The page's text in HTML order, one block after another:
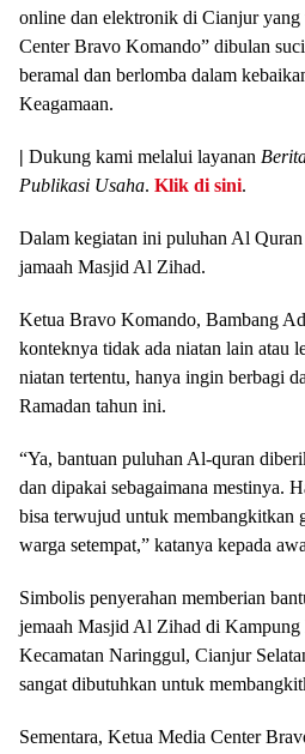
online dan elektronik di Cianjur yang
Center Bravo Komando” dibulan
beramal dan berlomba dalam
Keagamaan.
| Dukung kami melalui layanan
Publikasi Usaha. Klik di sini.
Dalam kegiatan ini puluhan Al
jamaah Masjid Al Zihad.
Ketua Bravo Komando, Bambang
konteknya tidak ada niatan lain atau
niatan tertentu, hanya ingin berbagi
Ramadan tahun ini.
“Ya, bantuan puluhan Al-quran
dan dipakai sebagaimana mestinya.
bisa terwujud untuk membangkitkan
warga setempat,” katanya kepada
Simbolis penyerahan memberian
jemaah Masjid Al Zihad di Kampung
Kecamatan Naringgul, Cianjur
sangat dibutuhkan untuk
Sementara, Ketua Media Center